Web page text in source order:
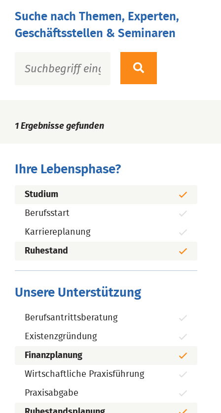
Suche nach Themen, Experten,
Geschäftsstellen & Seminaren
1 Ergebnisse gefunden
Ihre Lebensphase?
Studium
Berufsstart
Karriereplanung
Ruhestand
Unsere Unterstützung
Berufsantrittsberatung
Existenzgründung
Finanzplanung
Wirtschaftliche Praxisführung
Praxisabgabe